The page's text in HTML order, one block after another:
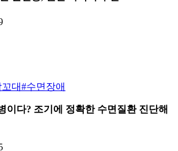
대#수면장애
이다? 조기에 정확한 수면질환 진단해